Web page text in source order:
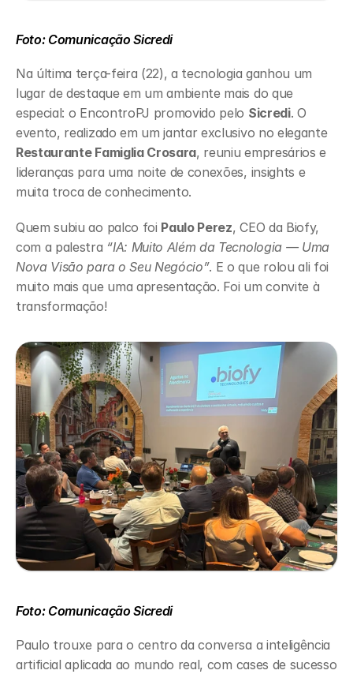
Foto: Comunicação Sicredi
Na última terça-feira (22), a tecnologia ganhou um
lugar de destaque em um ambiente mais do que
especial: o EncontroPJ promovido pelo Sicredi. O
evento, realizado em um jantar exclusivo no elegante
Restaurante Famiglia Crosara, reuniu empresários e
lideranças para uma noite de conexões, insights e
muita troca de conhecimento.
Quem subiu ao palco foi Paulo Perez, CEO da Biofy,
com a palestra “IA: Muito Além da Tecnologia — Uma
Nova Visão para o Seu Negócio”. E o que rolou ali foi
muito mais que uma apresentação. Foi um convite à
transformação!
Foto: Comunicação Sicredi
Paulo trouxe para o centro da conversa a inteligência
artificial aplicada ao mundo real, com cases de sucesso